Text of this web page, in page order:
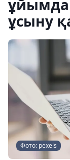
ұсыну
Фото: pexels